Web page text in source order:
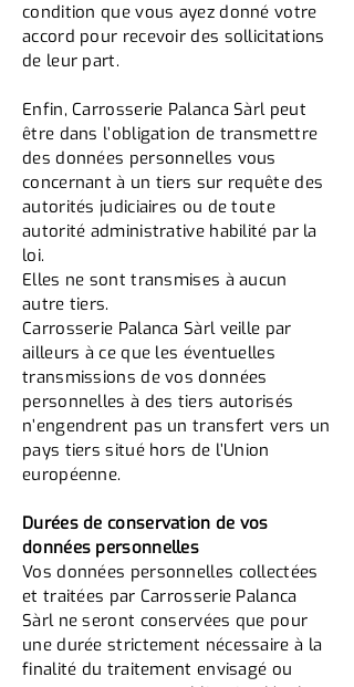
condition que vous ayez donné votre
accord pour recevoir des sollicitations
de leur part.
Enfin, Carrosserie Palanca Sàrl peut
être dans l’obligation de transmettre
des données personnelles vous
concernant à un tiers sur requête des
autorités judiciaires ou de toute
autorité administrative habilité par la
loi.
Elles ne sont transmises à aucun
autre tiers.
Carrosserie Palanca Sàrl veille par
ailleurs à ce que les éventuelles
transmissions de vos données
personnelles à des tiers autorisés
n’engendrent pas un transfert vers un
pays tiers situé hors de l’Union
européenne.
Durées de conservation de vos
données personnelles
Vos données personnelles collectées
et traitées par Carrosserie Palanca
Sàrl ne seront conservées que pour
une durée strictement nécessaire à la
finalité du traitement envisagé ou